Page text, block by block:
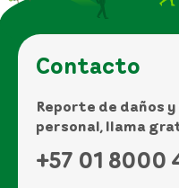
Contacto
Reporte de daños
personal, llama
+57 01 8000